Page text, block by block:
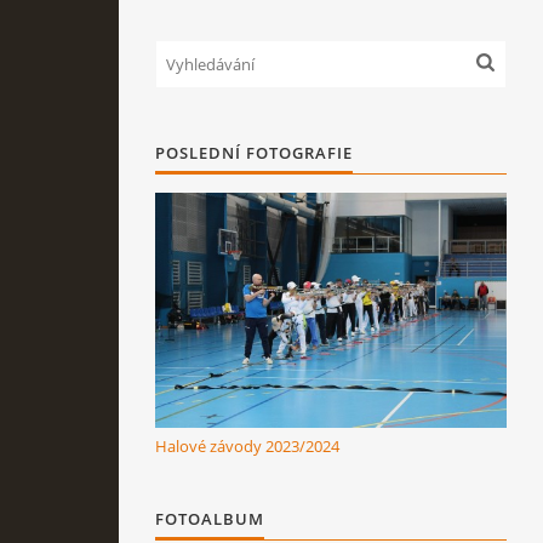
POSLEDNÍ FOTOGRAFIE
Halové závody 2023/2024
FOTOALBUM